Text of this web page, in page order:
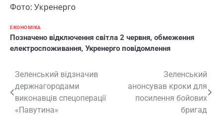
Фото: Укренерго
ЕКОНОМІКА
Позначено відключення світла 2 червня, обмеження
електроспоживання, Укренерго повідомлення
Навігація
записів
Зеленський відзначив
держнагородами
виконавців спецоперації
«Павутина»
Зеленський
анонсував кроки для
посилення бойових
бригад